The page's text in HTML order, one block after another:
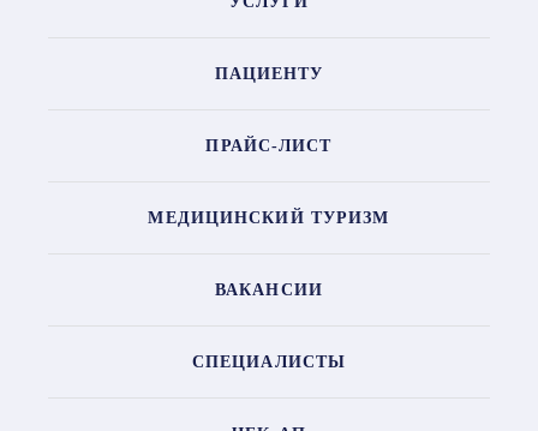
ПАЦИЕНТУ
ПРАЙС-ЛИСТ
МЕДИЦИНСКИЙ ТУРИЗМ
ВАКАНСИИ
СПЕЦИАЛИСТЫ